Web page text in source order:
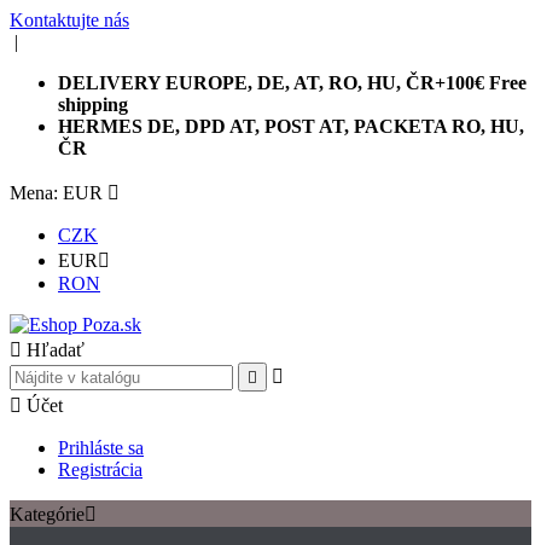
Kontaktujte nás
|
DELIVERY EUROPE, DE, AT, RO, HU, ČR+100€ Free
shipping
HERMES DE, DPD AT, POST AT, PACKETA RO, HU,
ČR
Mena: EUR 
CZK
EUR 
RON
 Hľadať


 Účet
Prihláste sa
Registrácia
Kategórie